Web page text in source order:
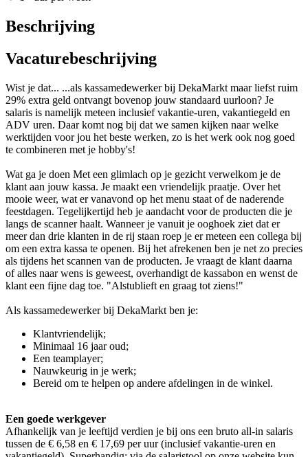
Beschrijving
Vacaturebeschrijving
Wist je dat... ...als kassamedewerker bij DekaMarkt maar liefst ruim
29% extra geld ontvangt bovenop jouw standaard uurloon? Je
salaris is namelijk meteen inclusief vakantie-uren, vakantiegeld en
ADV uren. Daar komt nog bij dat we samen kijken naar welke
werktijden voor jou het beste werken, zo is het werk ook nog goed
te combineren met je hobby's!
Wat ga je doen Met een glimlach op je gezicht verwelkom je de
klant aan jouw kassa. Je maakt een vriendelijk praatje. Over het
mooie weer, wat er vanavond op het menu staat of de naderende
feestdagen. Tegelijkertijd heb je aandacht voor de producten die je
langs de scanner haalt. Wanneer je vanuit je ooghoek ziet dat er
meer dan drie klanten in de rij staan roep je er meteen een collega bij
om een extra kassa te openen. Bij het afrekenen ben je net zo precies
als tijdens het scannen van de producten. Je vraagt de klant daarna
of alles naar wens is geweest, overhandigt de kassabon en wenst de
klant een fijne dag toe. "Alstublieft en graag tot ziens!"
Als kassamedewerker bij DekaMarkt ben je:
Klantvriendelijk;
Minimaal 16 jaar oud;
Een teamplayer;
Nauwkeurig in je werk;
Bereid om te helpen op andere afdelingen in de winkel.
Een goede werkgever
Afhankelijk van je leeftijd verdien je bij ons een bruto all-in salaris
tussen de € 6,58 en € 17,69 per uur (inclusief vakantie-uren en